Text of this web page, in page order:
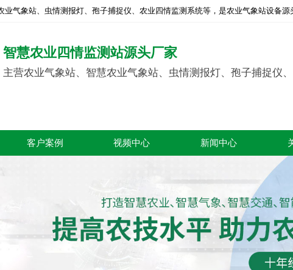
气象站、虫情测报灯、孢子捕捉仪、农业四情监测系统等，是农业气象站设备
智慧农业四情监测站源头厂家
主营农业气象站、智慧农业气象站、虫情测报灯、孢子捕捉仪
客户案例 视频中心 新闻中心